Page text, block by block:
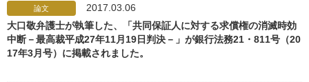
a
t
論文
2017.03.06
大口敬弁護士が執筆した、「共同保証人に対する求償権の消滅時効
中断－最高裁平成27年11月19日判決－」が銀行法務21・811号（20
17年3月号）に掲載されました。